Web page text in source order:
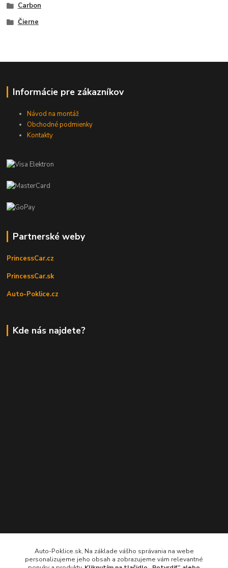
Carbon
Čierne
Informácie pre zákazníkov
Návod na montáž
Obchodné podmienky
Kontakty
Partnerské weby
PrincessCar.cz
PrincessCar.sk
Auto-Poklice.cz
Kde nás najdete?
KontaktyAuto-Poklice.sk, Na základe vášho správania na webe
personalizujeme jeho obsah a zobrazujeme vám relevantné